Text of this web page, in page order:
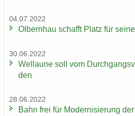
04.07.2022
Ol­bern­hau schafft Platz für
30.06.2022
Wel­lau­ne soll vom
den
28.06.2022
Bahn frei für Mo­der­ni­sie­rung